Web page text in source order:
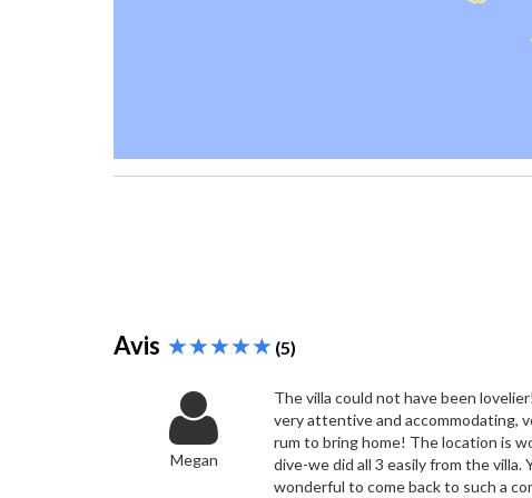
Avis (5)
Megan
The villa could not have been
very attentive and accommodating,
rum to bring home! The location is
dive-we did all 3 easily from the
wonderful to come back to such a